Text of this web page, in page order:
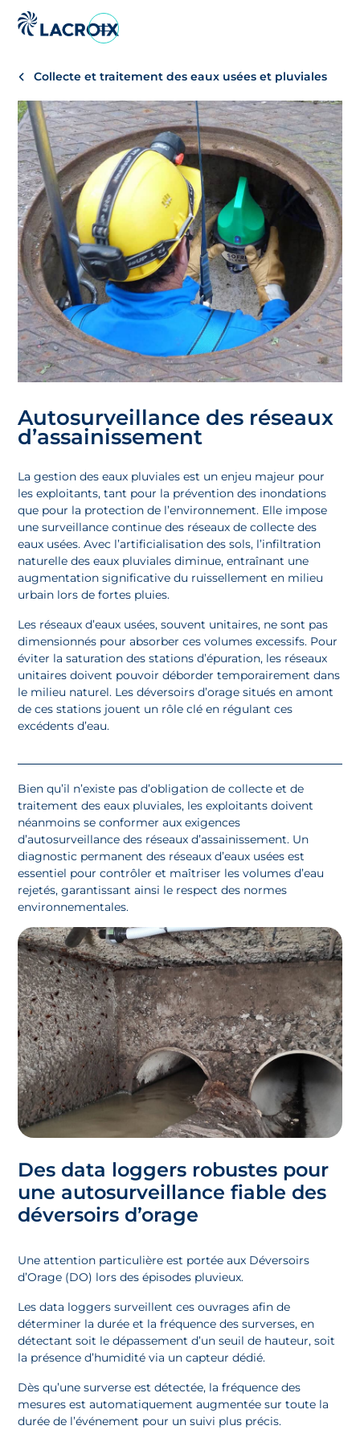
Aller
Aller
contenu
Aller
pied
page
Collecte et traitement des eaux usées et pluviales
Autosurveillance des réseaux
d’assainissement
La gestion des eaux pluviales est un enjeu majeur pour
les exploitants, tant pour la prévention des inondations
que pour la protection de l’environnement. Elle impose
une surveillance continue des réseaux de collecte des
eaux usées. Avec l’artificialisation des sols, l’infiltration
naturelle des eaux pluviales diminue, entraînant une
augmentation significative du ruissellement en milieu
urbain lors de fortes pluies.
Les réseaux d’eaux usées, souvent unitaires, ne sont pas
dimensionnés pour absorber ces volumes excessifs. Pour
éviter la saturation des stations d’épuration, les réseaux
unitaires doivent pouvoir déborder temporairement dans
le milieu naturel. Les déversoirs d’orage situés en amont
de ces stations jouent un rôle clé en régulant ces
excédents d’eau.
Bien qu’il n’existe pas d’obligation de collecte et de
traitement des eaux pluviales, les exploitants doivent
néanmoins se conformer aux exigences
d’autosurveillance des réseaux d’assainissement. Un
diagnostic permanent des réseaux d’eaux usées est
essentiel pour contrôler et maîtriser les volumes d’eau
rejetés, garantissant ainsi le respect des normes
environnementales.
Des data loggers robustes pour
une autosurveillance fiable des
déversoirs d’orage
Une attention particulière est portée aux Déversoirs
d’Orage (DO) lors des épisodes pluvieux.
Les data loggers surveillent ces ouvrages afin de
déterminer la durée et la fréquence des surverses, en
détectant soit le dépassement d’un seuil de hauteur, soit
la présence d’humidité via un capteur dédié.
Dès qu’une surverse est détectée, la fréquence des
mesures est automatiquement augmentée sur toute la
durée de l’événement pour un suivi plus précis.